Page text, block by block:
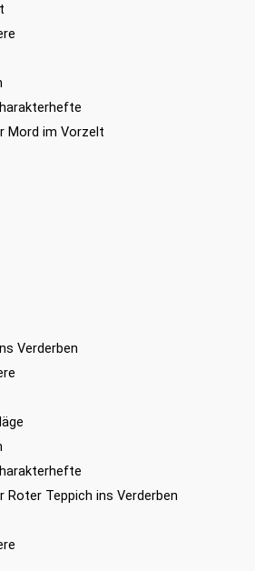
Mord im Vorzelt
Verderben
Roter Teppich ins Verderben